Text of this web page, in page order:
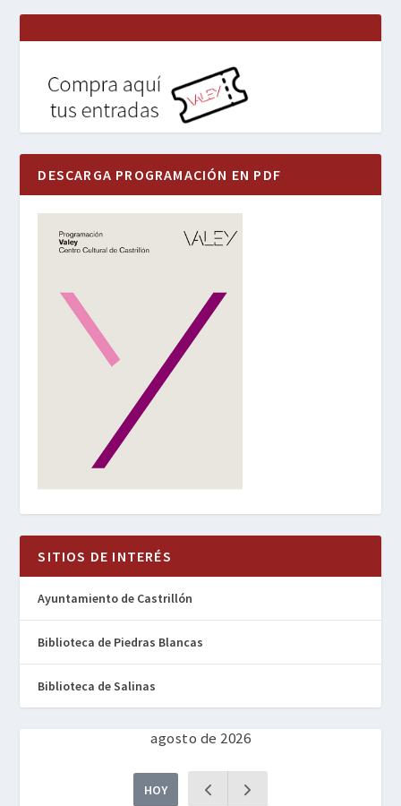
DESCARGA PROGRAMACIÓN EN PDF
SITIOS DE INTERÉS
Ayuntamiento de Castrillón
Biblioteca de Piedras Blancas
Biblioteca de Salinas
agosto de 2026
HOY